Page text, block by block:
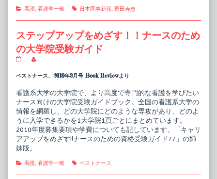
Categories
看護, 看護学一般 Tags
日本医事新報, 野田寿恵
ステップアップをめざす！！ナースのため
の大学院受験ガイド
ッ
ア
ッ
プ
を
め
ざ
す！！
ナ
ー
ス
の
た
め
posts
the
author
of
ス
テ
ッ
プ
ア
を
め
ざ
ベストナース、2010年3月号 Book Reviewより
看護系大学の大学院で、より高度で専門的な看護を学びたい
ナース向けの大学院受験ガイドブック。全国の看護系大学の
情報を網羅し、どの大学院にどのような専攻があり、どのよ
うに入学できるかを1大学院1頁ごとにまとめています。
2010年度募集要項や学費についても記しています。「キャリ
アアップをめざす!!ナースのための資格受験ガイド77」の姉
妹版。
Categories
看護, 看護学一般 Tags
ベストナース